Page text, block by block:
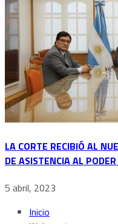
LA CORTE RECIBIÓ AL
DE ASISTENCIA AL PODER
5 abril, 2023
Inicio